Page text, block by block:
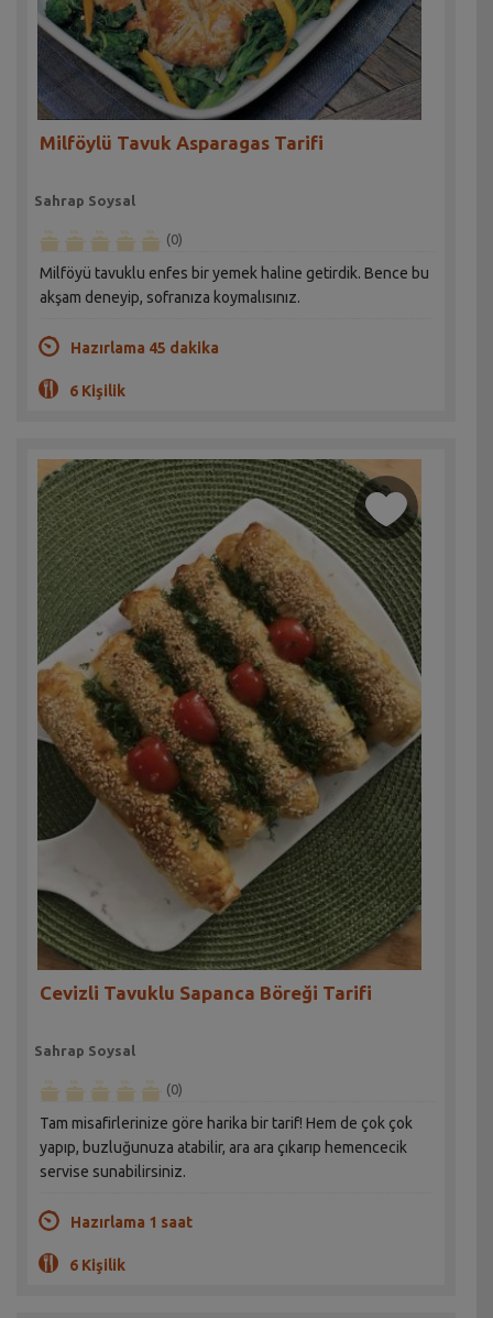
Milföylü Tavuk Asparagas Tarifi
Sahrap Soysal
(0)
Milföyü tavuklu enfes bir yemek haline getirdik. Bence bu
akşam deneyip, sofranıza koymalısınız.
Hazırlama 45 dakika
6 Kişilik
Cevizli Tavuklu Sapanca Böreği Tarifi
Sahrap Soysal
(0)
Tam misafirlerinize göre harika bir tarif! Hem de çok çok
yapıp, buzluğunuza atabilir, ara ara çıkarıp hemencecik
servise sunabilirsiniz.
Hazırlama 1 saat
6 Kişilik